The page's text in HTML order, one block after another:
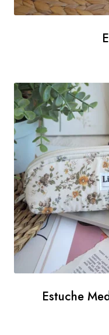
Estuche